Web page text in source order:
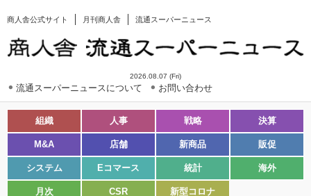
商人舎公式サイト 月刊商人舎 流通スーパーニュース
2026.08.07 (Fri)
流通スーパーニュースについて お問い合わせ
組織 人事 戦略 決算
M&A 店舗 新商品 販促
システム Eコマース 統計 海外
月次 CSR 新型コロナ